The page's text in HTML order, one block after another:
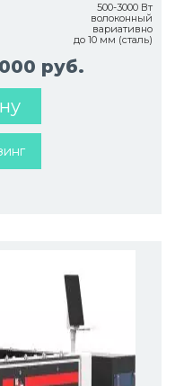
500-3000 Вт
волоконный
вариативно
до 10 мм (сталь)
руб.